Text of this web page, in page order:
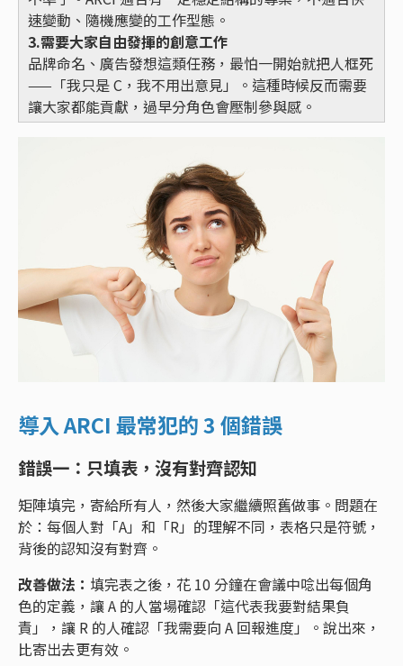
速變動、隨機應變的工作型態。
3.需要大家自由發揮的創意工作
品牌命名、廣告發想這類任務，最怕一開始就把人框死
——「我只是 C，我不用出意見」。這種時候反而需要
讓大家都能貢獻，過早分角色會壓制參與感。
導入 ARCI 最常犯的 3 個錯誤
錯誤一：只填表，沒有對齊認知
矩陣填完，寄給所有人，然後大家繼續照舊做事。問題在
於：每個人對「A」和「R」的理解不同，表格只是符號，
背後的認知沒有對齊。
改善做法： 填完表之後，花 10 分鐘在會議中唸出每個角
色的定義，讓 A 的人當場確認「這代表我要對結果負
責」，讓 R 的人確認「我需要向 A 回報進度」。說出來，
比寄出去更有效。